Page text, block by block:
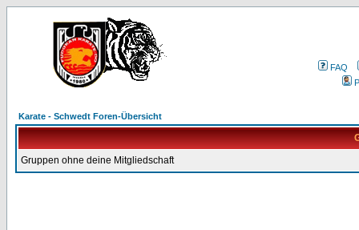
FAQ
Karate - Schwedt Foren-Übersicht
Gruppen ohne deine Mitgliedschaft